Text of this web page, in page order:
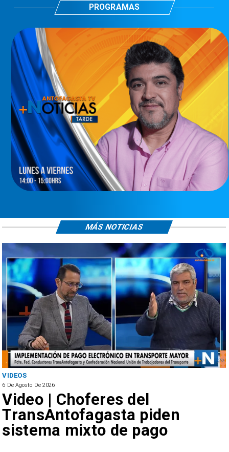
PROGRAMAS
VIDEOS
6 De Agosto De 2026
Video | Choferes del
TransAntofagasta piden
sistema mixto de pago
MÁS NOTICIAS